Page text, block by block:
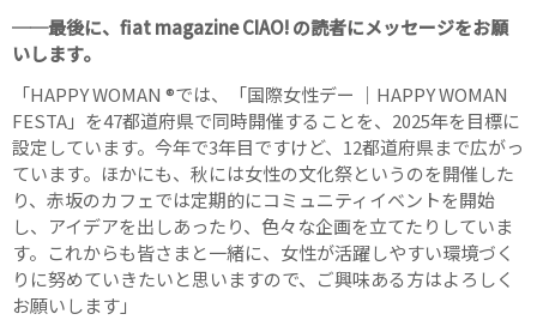
──最後に、fiat magazine CIAO! の読者にメッセージをお願
いします。
「HAPPY WOMAN ®では、「国際女性デー ｜HAPPY WOMAN
FESTA」を47都道府県で同時開催することを、2025年を目標に
設定しています。今年で3年目ですけど、12都道府県まで広がっ
ています。ほかにも、秋には女性の文化祭というのを開催した
り、赤坂のカフェでは定期的にコミュニティイベントを開始
し、アイデアを出しあったり、色々な企画を立てたりしていま
す。これからも皆さまと一緒に、女性が活躍しやすい環境づく
りに努めていきたいと思いますので、ご興味ある方はよろしく
お願いします」